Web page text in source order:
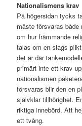
Nationalismens krav
På högersidan tycks
måste försvaras
om hur främmande
talas om en slags
det är där
primärt inte ett krav
nationalismen
försvaras blir den en
självklar tillhörighet.
riktiga innebörd. Att
ett tvång.